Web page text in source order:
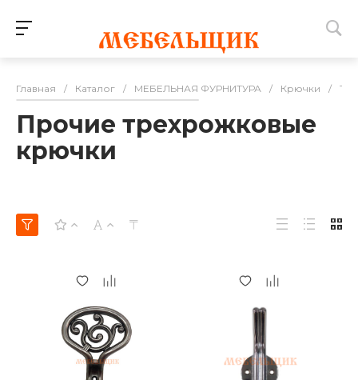
Главная / Каталог / МЕБЕЛЬНАЯ ФУРНИТУРА / Крючки /
Прочие трехрожковые
крючки